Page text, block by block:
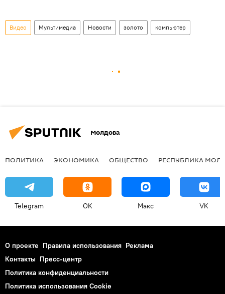
Видео Мультимедиа Новости золото компьютер
Молдова
ПОЛИТИКА ЭКОНОМИКА ОБЩЕСТВО РЕСПУБЛИКА
Telegram OK Макс VK
О проекте Правила использования Реклама
Контакты Пресс-центр
Политика конфиденциальности
Политика использования Cookie